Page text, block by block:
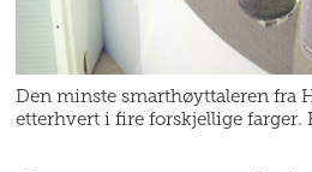
Den minste smarthøyttaleren fra
etterhvert i fire forskjellige farger.